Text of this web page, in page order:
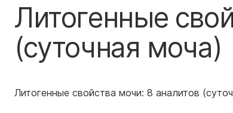
Литогенные
(суточная моча)
Литогенные свойства мочи: 8 аналитов